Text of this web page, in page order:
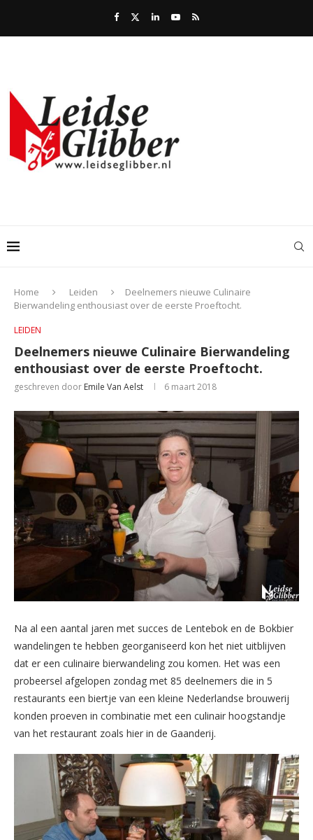
Home Leiden
Deelnemers nieuwe Culinaire
Bierwandeling enthousiast over de eerste Proeftocht.
LEIDEN
Deelnemers nieuwe Culinaire Bierwandeling
enthousiast over de eerste Proeftocht.
geschreven door Emile Van Aelst 6 maart 2018
Na al een aantal jaren met succes de Lentebok en de Bokbier
wandelingen te hebben georganiseerd kon het niet uitblijven
dat er een culinaire bierwandeling zou komen. Het was een
probeersel afgelopen zondag met 85 deelnemers die in 5
restaurants een biertje van een kleine Nederlandse brouwerij
konden proeven in combinatie met een culinair hoogstandje
van het restaurant zoals hier in de Gaanderij.